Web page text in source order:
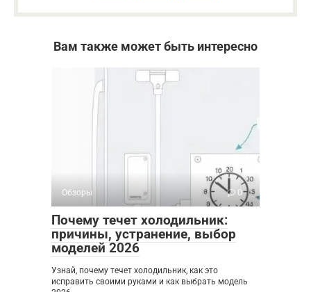
Вам также может быть интересно
Обзоры 0
Почему течет холодильник:
причины, устранение, выбор
моделей 2026
Узнай, почему течет холодильник, как это
исправить своими руками и как выбрать модель